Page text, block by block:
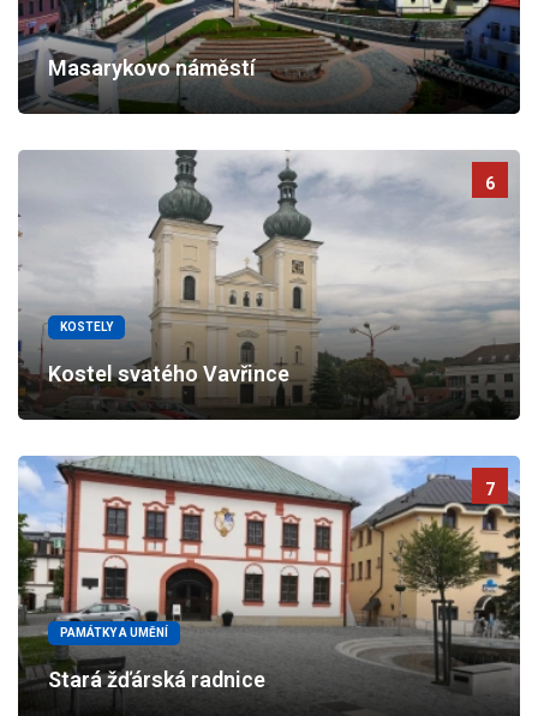
Masarykovo náměstí
6
KOSTELY
Kostel svatého Vavřince
7
PAMÁTKY A UMĚNÍ
Stará žďárská radnice